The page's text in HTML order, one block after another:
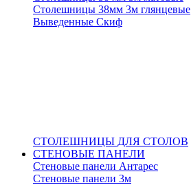
Столешницы 38мм 3м глянцевые
Выведенные Скиф
СТОЛЕШНИЦЫ ДЛЯ СТОЛОВ
СТЕНОВЫЕ ПАНЕЛИ
Стеновые панели Антарес
Стеновые панели 3м